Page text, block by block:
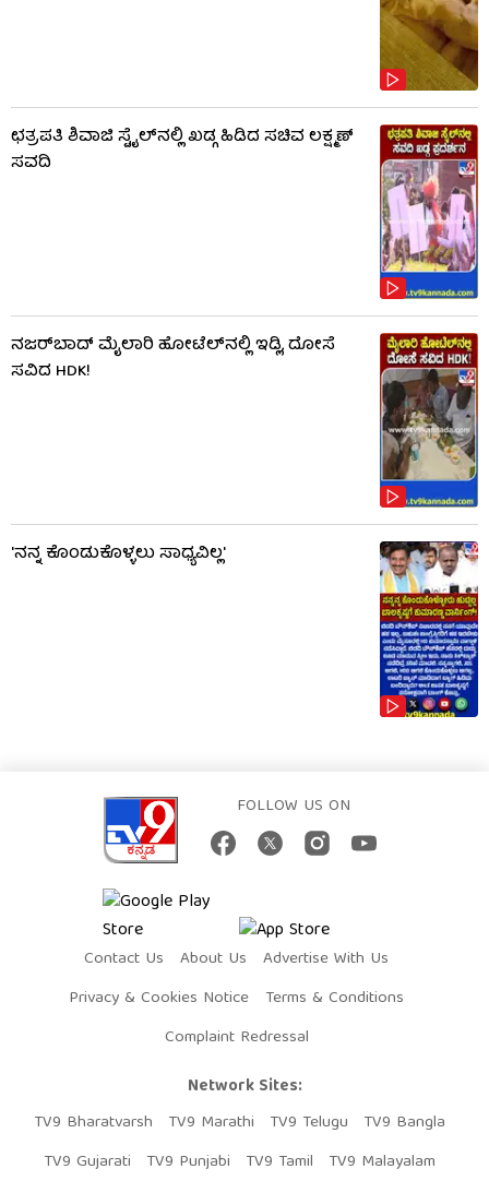
ಛತ್ರಪತಿ ಶಿವಾಜಿ ಸ್ಟೈಲ್​ನಲ್ಲಿ ಖಡ್ಗ ಹಿಡಿದ ಸಚಿವ ಲಕ್ಷ್ಮಣ್
ಸವದಿ
ನಜರ್‌ಬಾದ್ ಮೈಲಾರಿ ಹೋಟೆಲ್‌ನಲ್ಲಿ ಇಡ್ಲಿ, ದೋಸೆ
ಸವಿದ HDK!
'ನನ್ನ ಕೊಂಡುಕೊಳ್ಳಲು ಸಾಧ್ಯವಿಲ್ಲ'
FOLLOW US ON
Contact Us About Us
Advertise With Us
Privacy & Cookies Notice
Terms & Conditions
Complaint Redressal
Network Sites:
TV9 Bharatvarsh
TV9 Marathi TV9 Telugu
TV9 Bangla
TV9 Gujarati
TV9 Punjabi TV9 Tamil TV9 Malayalam